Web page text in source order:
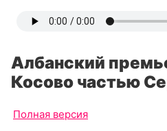
Албанский
Косово частью
Полная версия